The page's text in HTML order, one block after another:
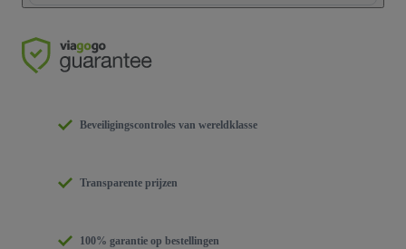
Beveiligingscontroles van wereldklasse
Transparente prijzen
100% garantie op bestellingen